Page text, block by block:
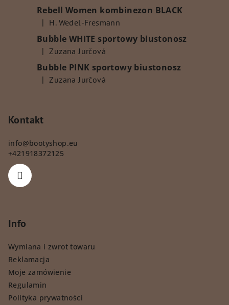
Rebell Women kombinezon BLACK
Ocena produktu to 5 na 5 gwiazdek.
| H. Wedel-Fresmann
Bubble WHITE sportowy biustonosz
Ocena produktu to 5 na 5 gwiazdek.
| Zuzana Jurčová
Bubble PINK sportowy biustonosz
Ocena produktu to 5 na 5 gwiazdek.
| Zuzana Jurčová
Kontakt
info@bootyshop.eu
+421918372125
Info
Wymiana i zwrot towaru
Reklamacja
Moje zamówienie
Regulamin
Polityka prywatności